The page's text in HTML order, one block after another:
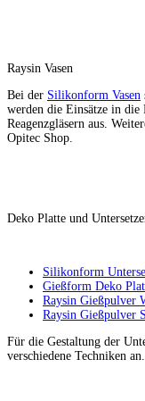
Raysin Vasen
Bei der Silikonform Vasen
werden die Einsätze in
Reagenzgläsern aus.
Opitec Shop.
Deko Platte und
Silikonform
Gießform Deko
Raysin Gießpulver
Raysin Gießpulver
Für die Gestaltung der
verschiedene Techniken an.